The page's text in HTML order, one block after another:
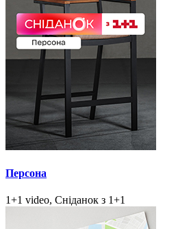
Персона
1+1 video, Сніданок з 1+1